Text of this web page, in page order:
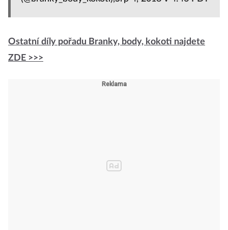
(@branky_body_kokoti),Srp 4, 2018 v 4:46 PDT
Ostatní díly pořadu Branky, body, kokoti najdete